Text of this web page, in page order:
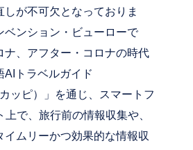
が不可欠となっておりま
ベンション・ビューローで
ナ、アフター・コロナの時代
AIトラベルガイド
ッピ）」を通じ、スマートフ
上で、旅行前の情報収集や、
イムリーかつ効果的な情報収